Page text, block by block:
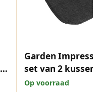
Garden
set van 2
buiten - mystic
Op voorraad